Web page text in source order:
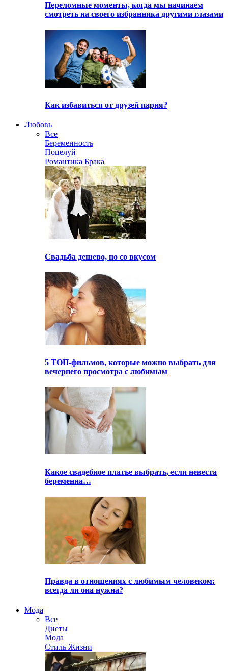
Переломные моменты, когда мы начинаем
смотреть на своего избранника другими глазами
Как избавиться от друзей парня?
Любовь
Все
Беременность
Поцелуй
Романтика Брака
Свадьба дешево, но со вкусом
5 ТОП-фильмов, которые можно выбрать для
вечернего просмотра с любимым
Какое свадебное платье выбрать, если невеста
беременна…
Правда в отношениях с любимым человеком:
всегда ли она нужна?
Мода
Все
Диеты
Мода
Стиль Жизни